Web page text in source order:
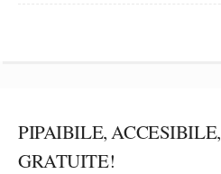
PIPAIBILE, ACCESIBILE,
GRATUITE!